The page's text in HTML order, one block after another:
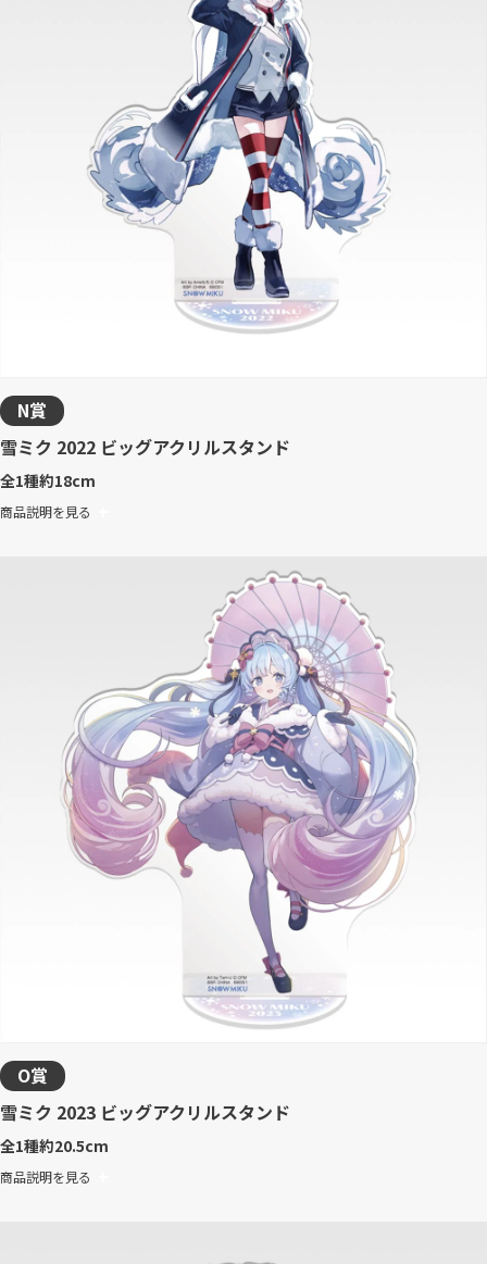
N賞
雪ミク 2022 ビッグアクリルスタンド
全1種約18cm
商品説明を見る
O賞
雪ミク 2023 ビッグアクリルスタンド
全1種約20.5cm
商品説明を見る